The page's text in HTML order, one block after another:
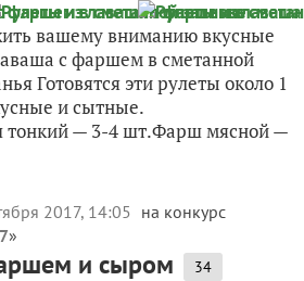
вашему вниманию вкусные
с фаршем в сметанной
Готовятся эти рулеты около 1
и сытные.
тонкий — 3-4 шт.Фарш мясной —
2017, 14:05 на конкурс
»
и сыром 34